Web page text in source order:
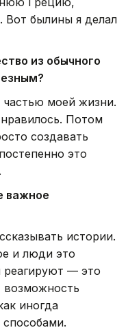
Вот былины я делал
из обычного
моей жизни.
Потом
создавать
это
важное
истории.
и люди это
— это
возможность
иногда